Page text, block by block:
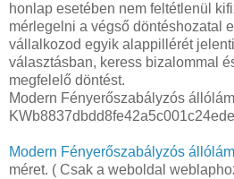
honlap esetében nem feltétlenül
mérlegelni a végső döntéshozatal
vállalkozod egyik alappillérét
választásban, keress bizalommal
megfelelő döntést.
Modern Fényerőszabályzós
Modern Fényerőszabályzós
méret. ( Csak a weboldal